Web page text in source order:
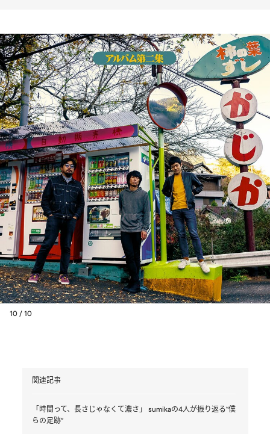
10 / 10
関連記事
「時間って、長さじゃなくて濃さ」 sumikaの4人が振り返る“僕
らの足跡”